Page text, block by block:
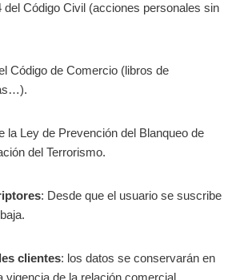
Código Civil (acciones personales sin
Código de Comercio (libros de
la Ley de Prevención del Blanqueo de
del Terrorismo.
: Desde que el usuario se suscribe
clientes: los datos se conservarán en
vigencia de la relación comercial